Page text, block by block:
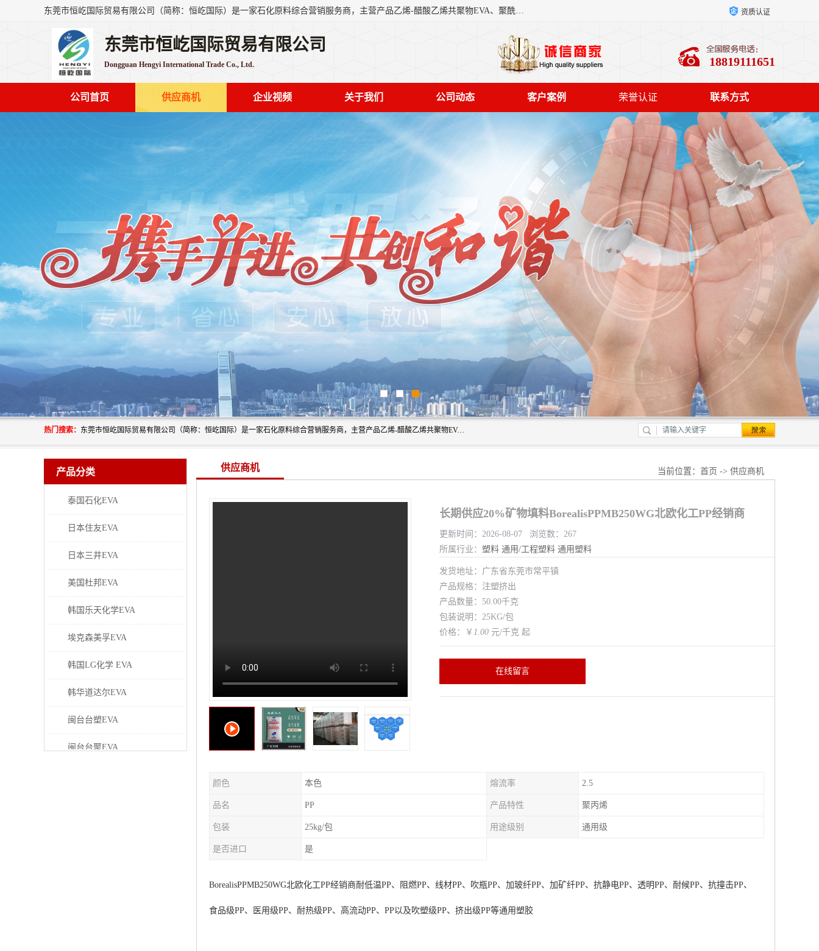
东莞市恒屹国际贸易有限公司（简称：恒屹国际）是一家石化原料综合营销服务商，主营产品乙烯-醋酸乙烯共聚物EVA、聚酰胺PA（尼龙）、醚酯型热塑弹性体TPEE等，公司秉承以市场为导向的战略思想，致力于大宗石化原料在中国市场的营销服务业务，为客户提供一站式的全面服务。 资质认证
东莞市恒屹国际贸易有限公司
Dongguan Hengyi International Trade Co., Ltd. 18819111651
公司首页 供应商机 企业视频 关于我们 公司动态 客户案例 荣誉认证 联系方式
热门搜索： 东莞市恒屹国际贸易有限公司（简称：恒屹国际）是一家石化原料综合营销服务商，主营产品乙烯-醋酸乙烯共聚物EVA、聚酰胺PA（尼龙）、醚酯型热塑弹性体TPEE等，公司秉承以市场为导向的战略思想，致力于大宗石化原料在中国市场的营销服务业务，为客户提供一站式的全面服务。
产品分类
泰国石化EVA
日本住友EVA
日本三井EVA
美国杜邦EVA
韩国乐天化学EVA
埃克森美孚EVA
韩国LG化学 EVA
韩华道达尔EVA
闽台台塑EVA
闽台台聚EVA
供应商机 当前位置： 首页 -> 供应商机
长期供应20%矿物填料BorealisPPMB250WG北欧化工PP经销商
更新时间：2026-08-07 浏览数：267
所属行业： 塑料 通用/工程塑料 通用塑料
发货地址：广东省东莞市常平镇
产品规格：注塑挤出
产品数量：50.00千克
包装说明：25KG/包
价格：￥ 1.00 元/千克 起
在线留言
颜色 本色 熔流率 2.5
品名 PP 产品特性 聚丙烯
包装 25kg/包 用途级别 通用级
是否进口 是
BorealisPPMB250WG北欧化工PP经销商耐低温PP、阻燃PP、线材PP、吹瓶PP、加玻纤PP、加矿纤PP、抗静电PP、透明PP、耐候PP、抗撞击PP、
食品级PP、医用级PP、耐热级PP、高流动PP、 PP以及吹塑级PP、挤出级PP等通用塑胶